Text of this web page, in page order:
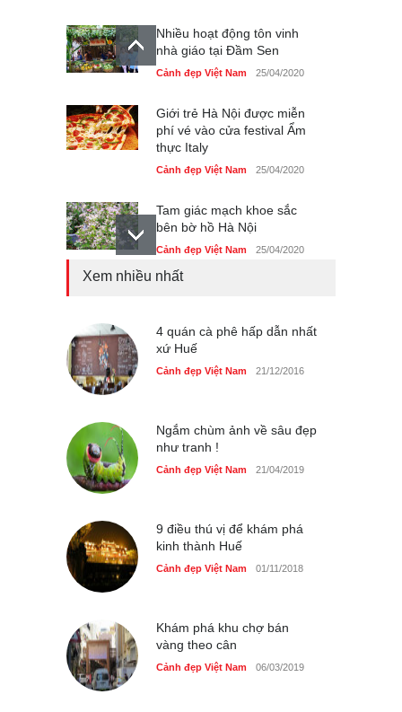
Nhiều hoạt động tôn vinh
nhà giáo tại Đầm Sen
Cảnh đẹp Việt Nam 25/04/2020
Giới trẻ Hà Nội được miễn
phí vé vào cửa festival Ẩm
thực Italy
Cảnh đẹp Việt Nam 25/04/2020
Tam giác mạch khoe sắc
bên bờ hồ Hà Nội
Cảnh đẹp Việt Nam 25/04/2020
Cảnh đẹp Việt Nam 24/04/2020
Những món ăn đồng quê
Xem nhiều nhất
4 quán cà phê hấp dẫn nhất
xứ Huế
Cảnh đẹp Việt Nam 21/12/2016
Ngắm chùm ảnh về sâu đẹp
như tranh !
Cảnh đẹp Việt Nam 21/04/2019
9 điều thú vị để khám phá
kinh thành Huế
Cảnh đẹp Việt Nam 01/11/2018
Khám phá khu chợ bán
vàng theo cân
Cảnh đẹp Việt Nam 06/03/2019